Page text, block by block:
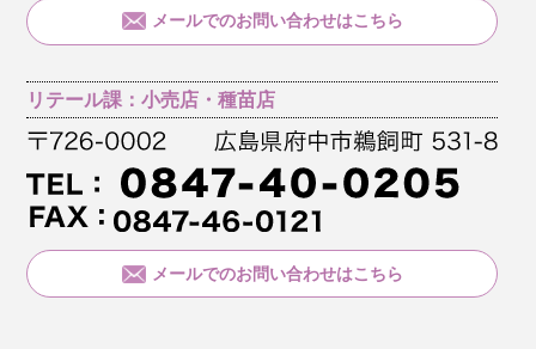
メールでのお問い合わせはこちら
リテール課：小売店・種苗店
メールでのお問い合わせはこちら